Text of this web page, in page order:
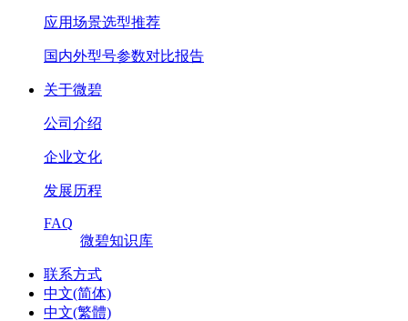
应用场景选型推荐
国内外型号参数对比报告
关于微碧
公司介绍
企业文化
发展历程
FAQ
微碧知识库
联系方式
中文(简体)
中文(繁體)